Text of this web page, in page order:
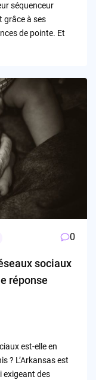
séquenceur
grâce à ses
de pointe. Et
0
sociaux
réponse
est-elle en
? L’Arkansas est
exigeant des